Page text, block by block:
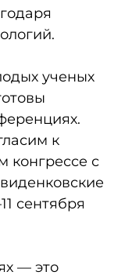
ученых
к
конгрессе с
сентября
–– это